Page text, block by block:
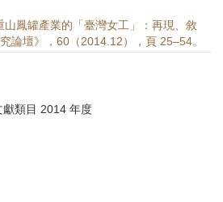
山鳳罐產業的「臺灣女工」：再現、敘
論壇》，60（2014.12），頁 25–54。
獻類目 2014 年度